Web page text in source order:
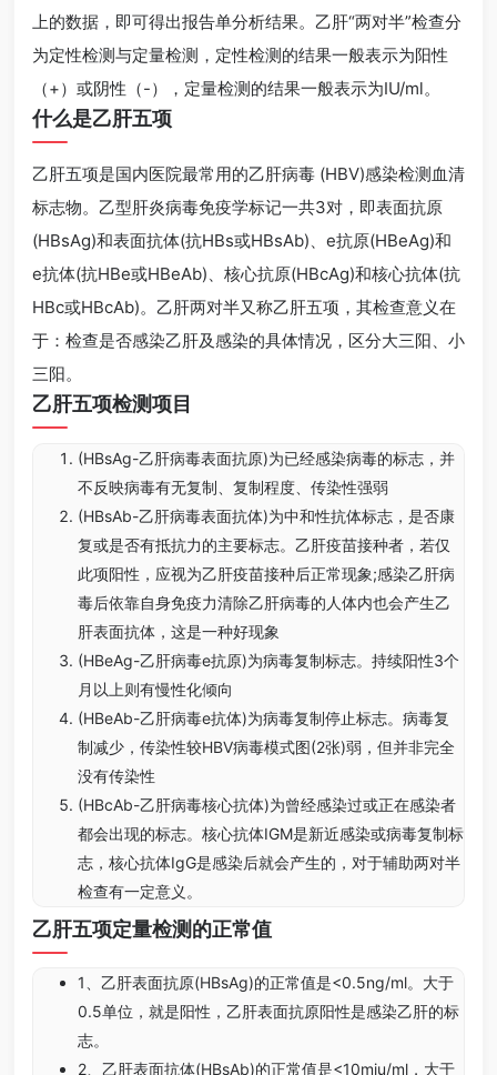
上的数据，即可得出报告单分析结果。乙肝“两对半”检查分
为定性检测与定量检测，定性检测的结果一般表示为阳性
（+）或阴性（-），定量检测的结果一般表示为IU/ml。
什么是乙肝五项
乙肝五项是国内医院最常用的乙肝病毒 (HBV)感染检测血清
标志物。乙型肝炎病毒免疫学标记一共3对，即表面抗原
(HBsAg)和表面抗体(抗HBs或HBsAb)、e抗原(HBeAg)和
e抗体(抗HBe或HBeAb)、核心抗原(HBcAg)和核心抗体(抗
HBc或HBcAb)。乙肝两对半又称乙肝五项，其检查意义在
于：检查是否感染乙肝及感染的具体情况，区分大三阳、小
三阳。
乙肝五项检测项目
(HBsAg-乙肝病毒表面抗原)为已经感染病毒的标志，并
不反映病毒有无复制、复制程度、传染性强弱
(HBsAb-乙肝病毒表面抗体)为中和性抗体标志，是否康
复或是否有抵抗力的主要标志。乙肝疫苗接种者，若仅
此项阳性，应视为乙肝疫苗接种后正常现象;感染乙肝病
毒后依靠自身免疫力清除乙肝病毒的人体内也会产生乙
肝表面抗体，这是一种好现象
(HBeAg-乙肝病毒e抗原)为病毒复制标志。持续阳性3个
月以上则有慢性化倾向
(HBeAb-乙肝病毒e抗体)为病毒复制停止标志。病毒复
制减少，传染性较HBV病毒模式图(2张)弱，但并非完全
没有传染性
(HBcAb-乙肝病毒核心抗体)为曾经感染过或正在感染者
都会出现的标志。核心抗体IGM是新近感染或病毒复制标
志，核心抗体IgG是感染后就会产生的，对于辅助两对半
检查有一定意义。
乙肝五项定量检测的正常值
1、乙肝表面抗原(HBsAg)的正常值是<0.5ng/ml。大于
0.5单位，就是阳性，乙肝表面抗原阳性是感染乙肝的标
志。
2、乙肝表面抗体(HBsAb)的正常值是<10miu/ml，大于